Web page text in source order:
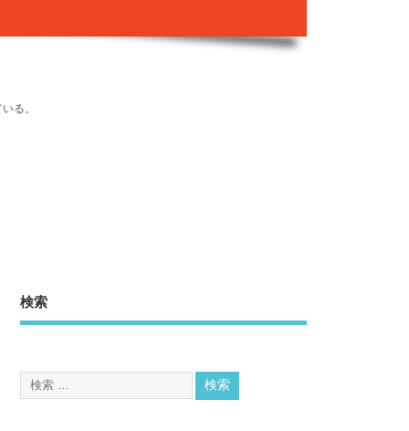
る。
検索